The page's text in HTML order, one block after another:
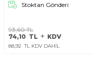
Stoktan Gönderi
93,60TL
74,10 TL KDV
88,92 TL KDV DAHİL